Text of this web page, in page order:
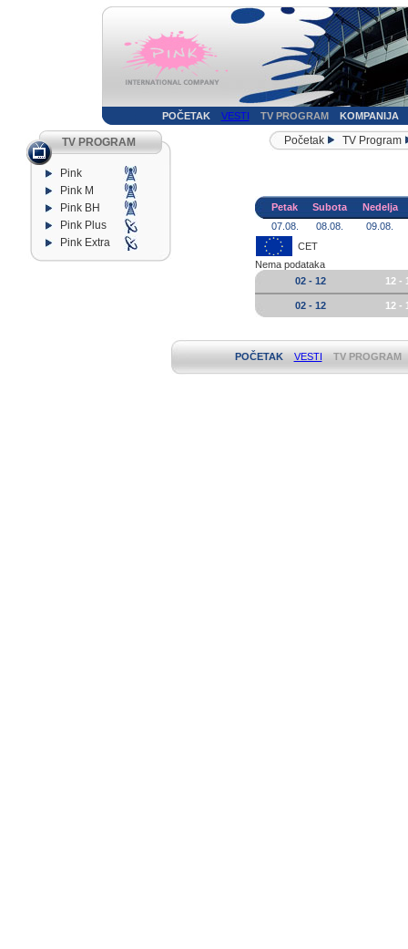
POČETAK VESTI TV PROGRAM KOMPANIJA
TV PROGRAM
Pink
Pink M
Pink BH
Pink Plus
Pink Extra
Početak TV Program
Petak Subota
Nedelja
07.08.
08.08.
09.08.
CET
Nema podataka
02 - 12
12 -
02 - 12 12 -
POČETAK VESTI TV PROGRAM